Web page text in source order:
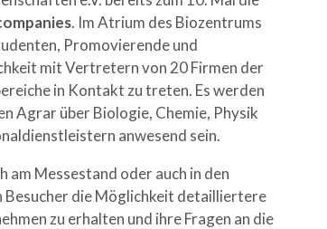
. Im Atrium des Biozentrums
Promovierende und
mit Vertretern von 20 Firmen der
in Kontakt zu treten. Es werden
Agrar über Biologie, Chemie, Physik
anwesend sein.
am Messestand oder auch in den
Besucher die Möglichkeit detailliertere
zu erhalten und ihre Fragen an die